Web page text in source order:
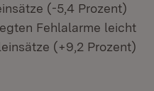
(-5,4 Prozent)
Fehlalarme leicht
(+9,2 Prozent)